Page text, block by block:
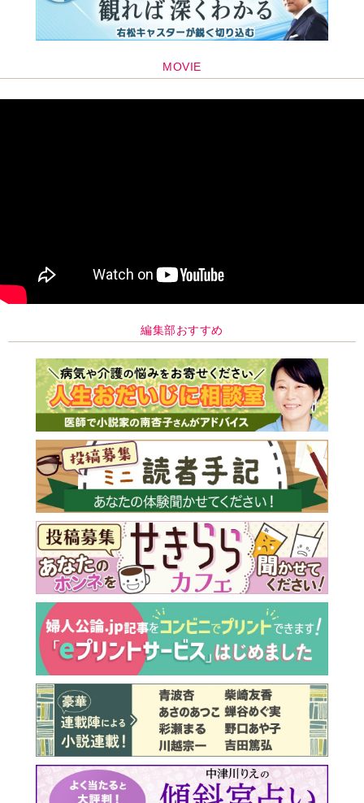
MOVIE
編集部おすすめ